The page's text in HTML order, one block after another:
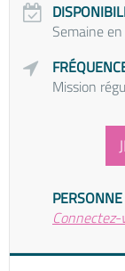
Semaine
Mission
Connectez-